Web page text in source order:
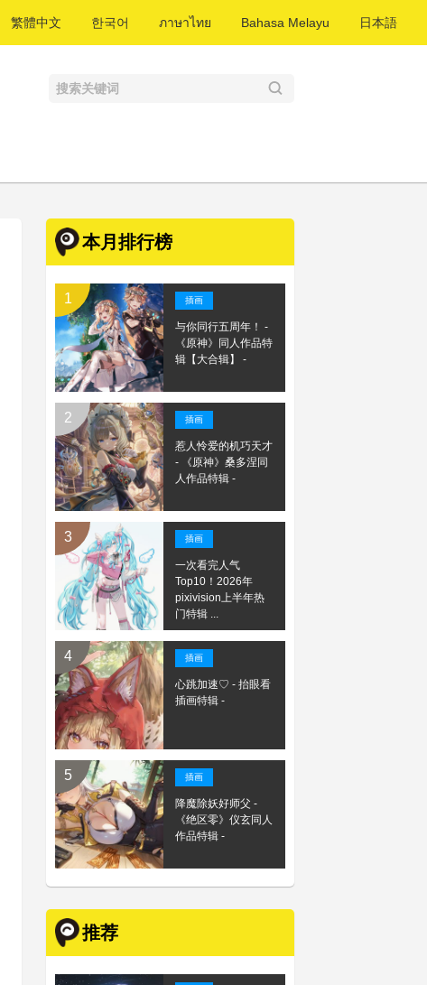
繁體中文 한국어 ภาษาไทย Bahasa Melayu 日本語
本月排行榜
插画
与你同行五周年！ -
《原神》同人作品特
辑【大合辑】 -
插画
惹人怜爱的机巧天才
- 《原神》桑多涅同
人作品特辑 -
插画
一次看完人气
Top10！2026年
pixivision上半年热
门特辑 ...
插画
心跳加速♡ - 抬眼看
插画特辑 -
插画
降魔除妖好师父 -
《绝区零》仪玄同人
作品特辑 -
推荐